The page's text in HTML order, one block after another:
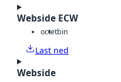
Webside ECW
octetbin
Last ned
Webside